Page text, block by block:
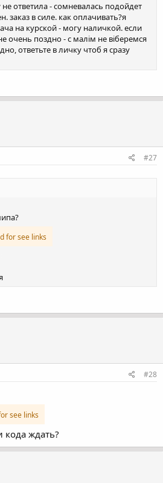
не ответила - сомневалась подойдет
заказ в силе. как оплачивать?я
на курской - могу наличкой. если
очень поздно - с малім не віберемся
ответьте в личку чтоб я сразу
#27
for see links
#28
see links
кода ждать?